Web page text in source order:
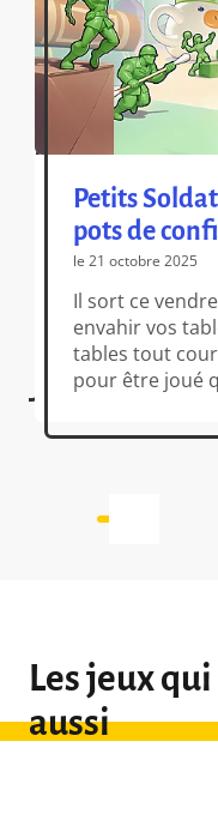
Petits
pots de
le 21 octobre 2025
Il sort ce
envahir vos
tables tout
pour être joué
bien lu : vous
Les jeux
aussi